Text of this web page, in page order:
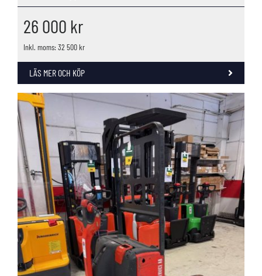
26 000 kr
Inkl. moms: 32 500 kr
LÄS MER OCH KÖP